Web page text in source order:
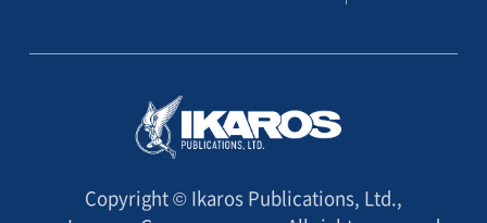
Copyright © Ikaros Publications, Ltd.,